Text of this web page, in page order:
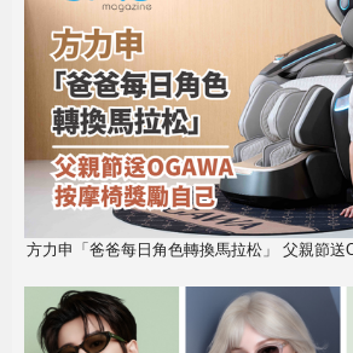
方力申「爸爸每日角色轉換馬拉松」 父親節送